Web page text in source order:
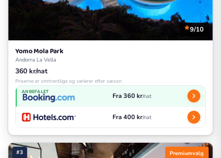
9/10
Yomo Mola Park
Andorra La Vella
360 kr/nat
Priserne er omtrentlige og varierer efter sæson
ANBEFALET Fra 360 kr/nat
Fra 400 kr/nat
#3 Premiumvalg